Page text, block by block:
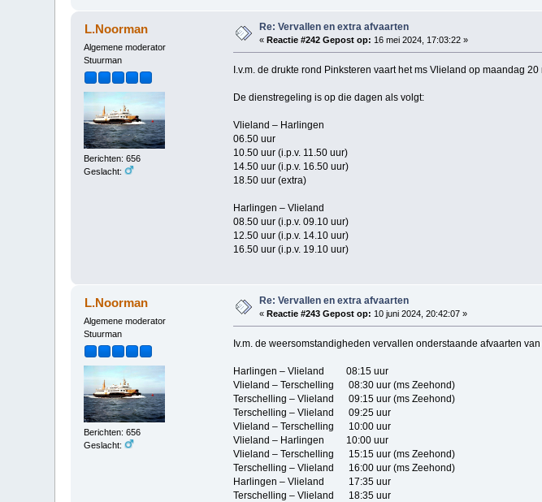
L.Noorman
Algemene moderator
Stuurman
Berichten: 656
Geslacht:
Re: Vervallen en extra afvaarten
«Reactie #242 Gepost op: 16 mei 2024, 17:03:22 »
I.v.m. de drukte rond Pinksteren vaart het ms Vlieland op maandag
De dienstregeling is op die dagen als volgt:
Vlieland – Harlingen
06.50 uur
10.50 uur (i.p.v. 11.50 uur)
14.50 uur (i.p.v. 16.50 uur)
18.50 uur (extra)
Harlingen – Vlieland
08.50 uur (i.p.v. 09.10 uur)
12.50 uur (i.p.v. 14.10 uur)
16.50 uur (i.p.v. 19.10 uur)
L.Noorman
Algemene moderator
Stuurman
Berichten: 656
Geslacht:
Re: Vervallen en extra afvaarten
«Reactie #243 Gepost op: 10 juni 2024, 20:42:07 »
Iv.m. de weersomstandigheden vervallen onderstaande afvaarten
Harlingen – Vlieland 08:15 uur
Vlieland – Terschelling 08:30 uur (ms Zeehond)
Terschelling – Vlieland 09:15 uur (ms Zeehond)
Terschelling – Vlieland 09:25 uur
Vlieland – Terschelling 10:00 uur
Vlieland – Harlingen 10:00 uur
Vlieland – Terschelling 15:15 uur (ms Zeehond)
Terschelling – Vlieland 16:00 uur (ms Zeehond)
Harlingen – Vlieland 17:35 uur
Terschelling – Vlieland 18:35 uur